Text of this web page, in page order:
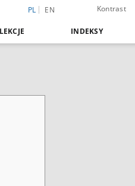
PL EN Kontrast
INDEKSY